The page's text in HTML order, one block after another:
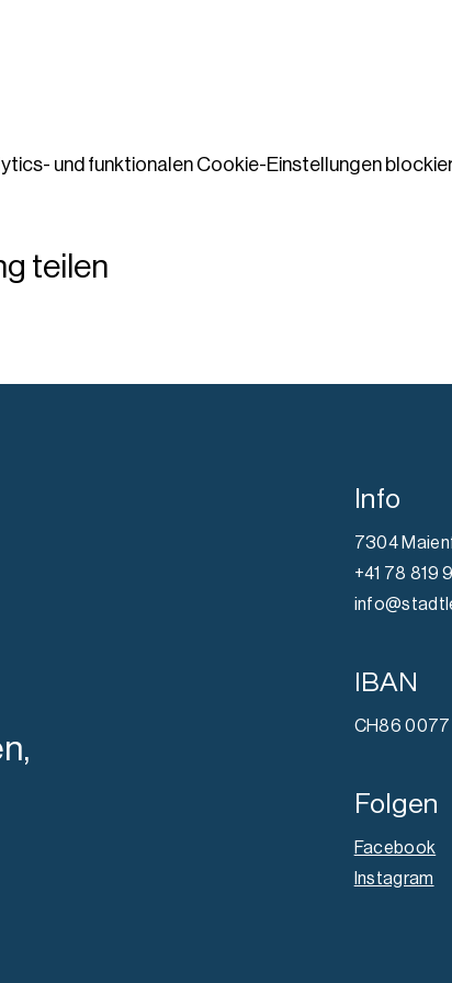
und funktionalen Cookie-Einstellungen
teilen
Info
7304
+41 78 819
IBAN
CH86
Folgen
Facebook
Instagram